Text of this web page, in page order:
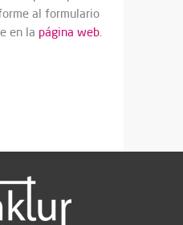
al formulario
en la página web.